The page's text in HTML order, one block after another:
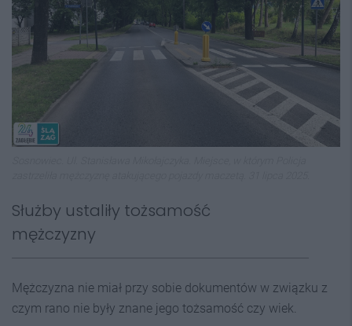
Służby ustaliły tożsamość
mężczyzny
Mężczyzna nie miał przy sobie dokumentów w związku z
czym rano nie były znane jego tożsamość czy wiek.